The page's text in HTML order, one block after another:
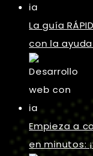
La guía
con la
Empieza a
en minutos: